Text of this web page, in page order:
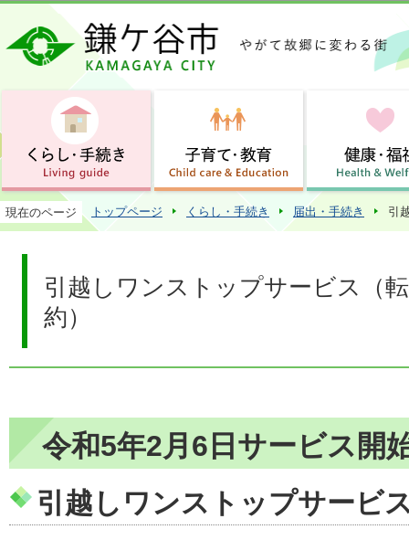
この
現在のページ トップページ くらし・手続き 届出・手続き 引
引越しワンストップサービス（
約）
令和5年2月6日サービス開
引越しワンストップサービ